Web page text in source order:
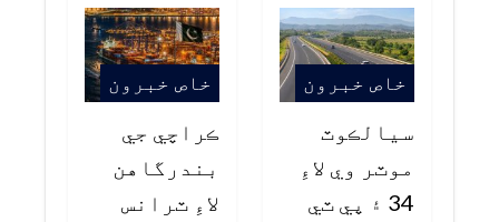
خاص خبرون
سيالڪوٽ
موٽر وي لاءِ
34 ۽ پي ٽي
خاص خبرون
ڪراچي جي
بندرگاهن
لاءِ ٽرانس